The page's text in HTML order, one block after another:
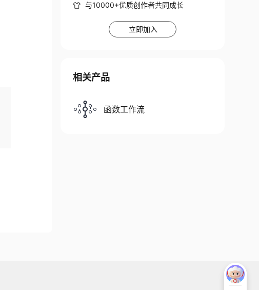
与10000+优质创作者共同成长
立即加入
相关产品
函数工作流